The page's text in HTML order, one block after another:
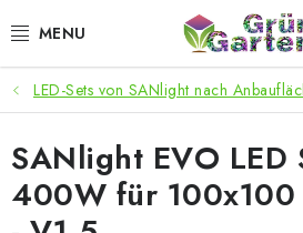
Inhalt
ANGEBOTE
LED PFLANZENLAMPEN
ANBAUBEDARF FÜR DEN
LED-Sets von SANlight nach
SANlight EVO LED
400W für 100x100